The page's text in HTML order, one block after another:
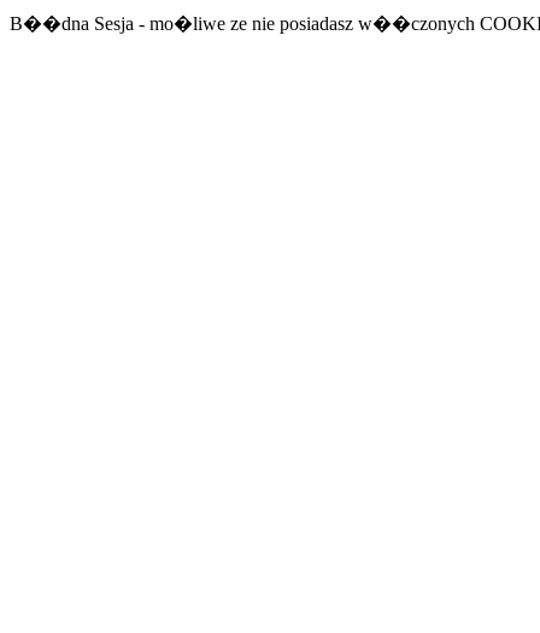
B��dna Sesja - mo�liwe ze nie posiadasz w��czonych